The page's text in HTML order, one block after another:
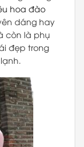
hoa đào
dáng hay
còn là phụ
đẹp trong